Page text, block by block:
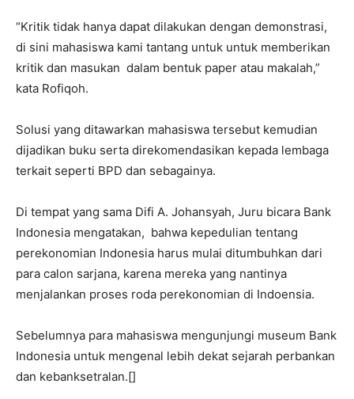
“Kritik tidak hanya dapat dilakukan dengan demonstrasi,
di sini mahasiswa kami tantang untuk untuk memberikan
kritik dan masukan dalam bentuk paper atau makalah,”
kata Rofiqoh.
Solusi yang ditawarkan mahasiswa tersebut kemudian
dijadikan buku serta direkomendasikan kepada lembaga
terkait seperti BPD dan sebagainya.
Di tempat yang sama Difi A. Johansyah, Juru bicara Bank
Indonesia mengatakan, bahwa kepedulian tentang
perekonomian Indonesia harus mulai ditumbuhkan dari
para calon sarjana, karena mereka yang nantinya
menjalankan proses roda perekonomian di Indoensia.
Sebelumnya para mahasiswa mengunjungi museum Bank
Indonesia untuk mengenal lebih dekat sejarah perbankan
dan kebanksetralan.[]